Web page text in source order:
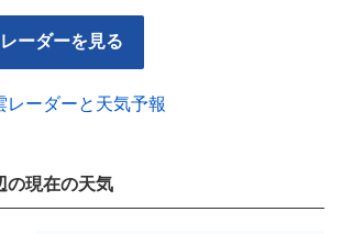
ーダーを見る
ーダーと天気予報
の現在の天気